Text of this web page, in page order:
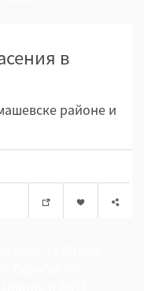
в
районе и